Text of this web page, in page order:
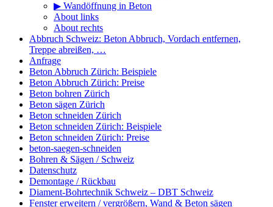
▶ Wandöffnung in Beton
About links
About rechts
Abbruch Schweiz: Beton Abbruch, Vordach entfernen,
Treppe abreißen, …
Anfrage
Beton Abbruch Zürich: Beispiele
Beton Abbruch Zürich: Preise
Beton bohren Zürich
Beton sägen Zürich
Beton schneiden Zürich
Beton schneiden Zürich: Beispiele
Beton schneiden Zürich: Preise
beton-saegen-schneiden
Bohren & Sägen / Schweiz
Datenschutz
Demontage / Rückbau
Diament-Bohrtechnik Schweiz – DBT Schweiz
Fenster erweitern / vergrößern, Wand & Beton sägen